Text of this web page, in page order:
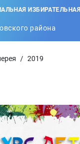
ИЗБИРАТЕЛЬНАЯ
района
/ 2019